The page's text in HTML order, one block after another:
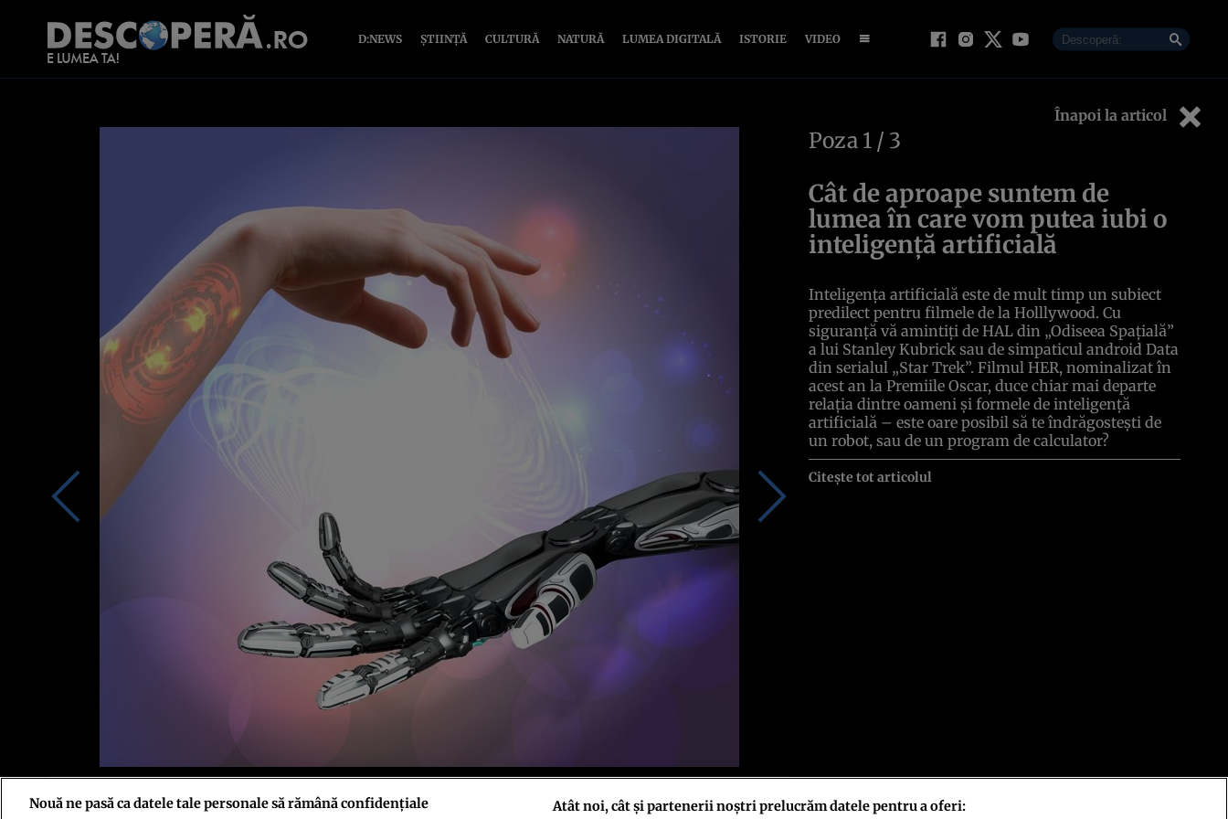
D:NEWS ȘTIINȚĂ CULTURĂ NATURĂ LUMEA DIGITALĂ ISTORIE VIDEO
Înapoi la articol
Inteligenţa artificială este de mult timp un subiect predilect pentru filmele de la Holllywood. Cu siguranţă vă amintiţi de HAL din „Odiseea Spaţială”
a lui Stanley Kubrick sau de simpaticul android Data din serialul „Star Trek”. Filmul HER, nominalizat în acest an la Premiile Oscar, duce chiar mai
Poza 1 / 3
Cât de aproape suntem de
lumea în care vom putea iubi o
inteligenţă artificială
Inteligenţa artificială este de mult timp un subiect
predilect pentru filmele de la Holllywood. Cu
siguranţă vă amintiţi de HAL din „Odiseea Spaţială”
a lui Stanley Kubrick sau de simpaticul android Data
din serialul „Star Trek”. Filmul HER, nominalizat în
acest an la Premiile Oscar, duce chiar mai departe
relaţia dintre oameni şi formele de inteligenţă
artificială – este oare posibil să te îndrăgosteşti de
un robot, sau de un program de calculator?
Citește tot articolul
Nouă ne pasă ca datele tale personale să rămână confidențiale Atât noi, cât și partenerii noștri prelucrăm datele pentru a oferi: